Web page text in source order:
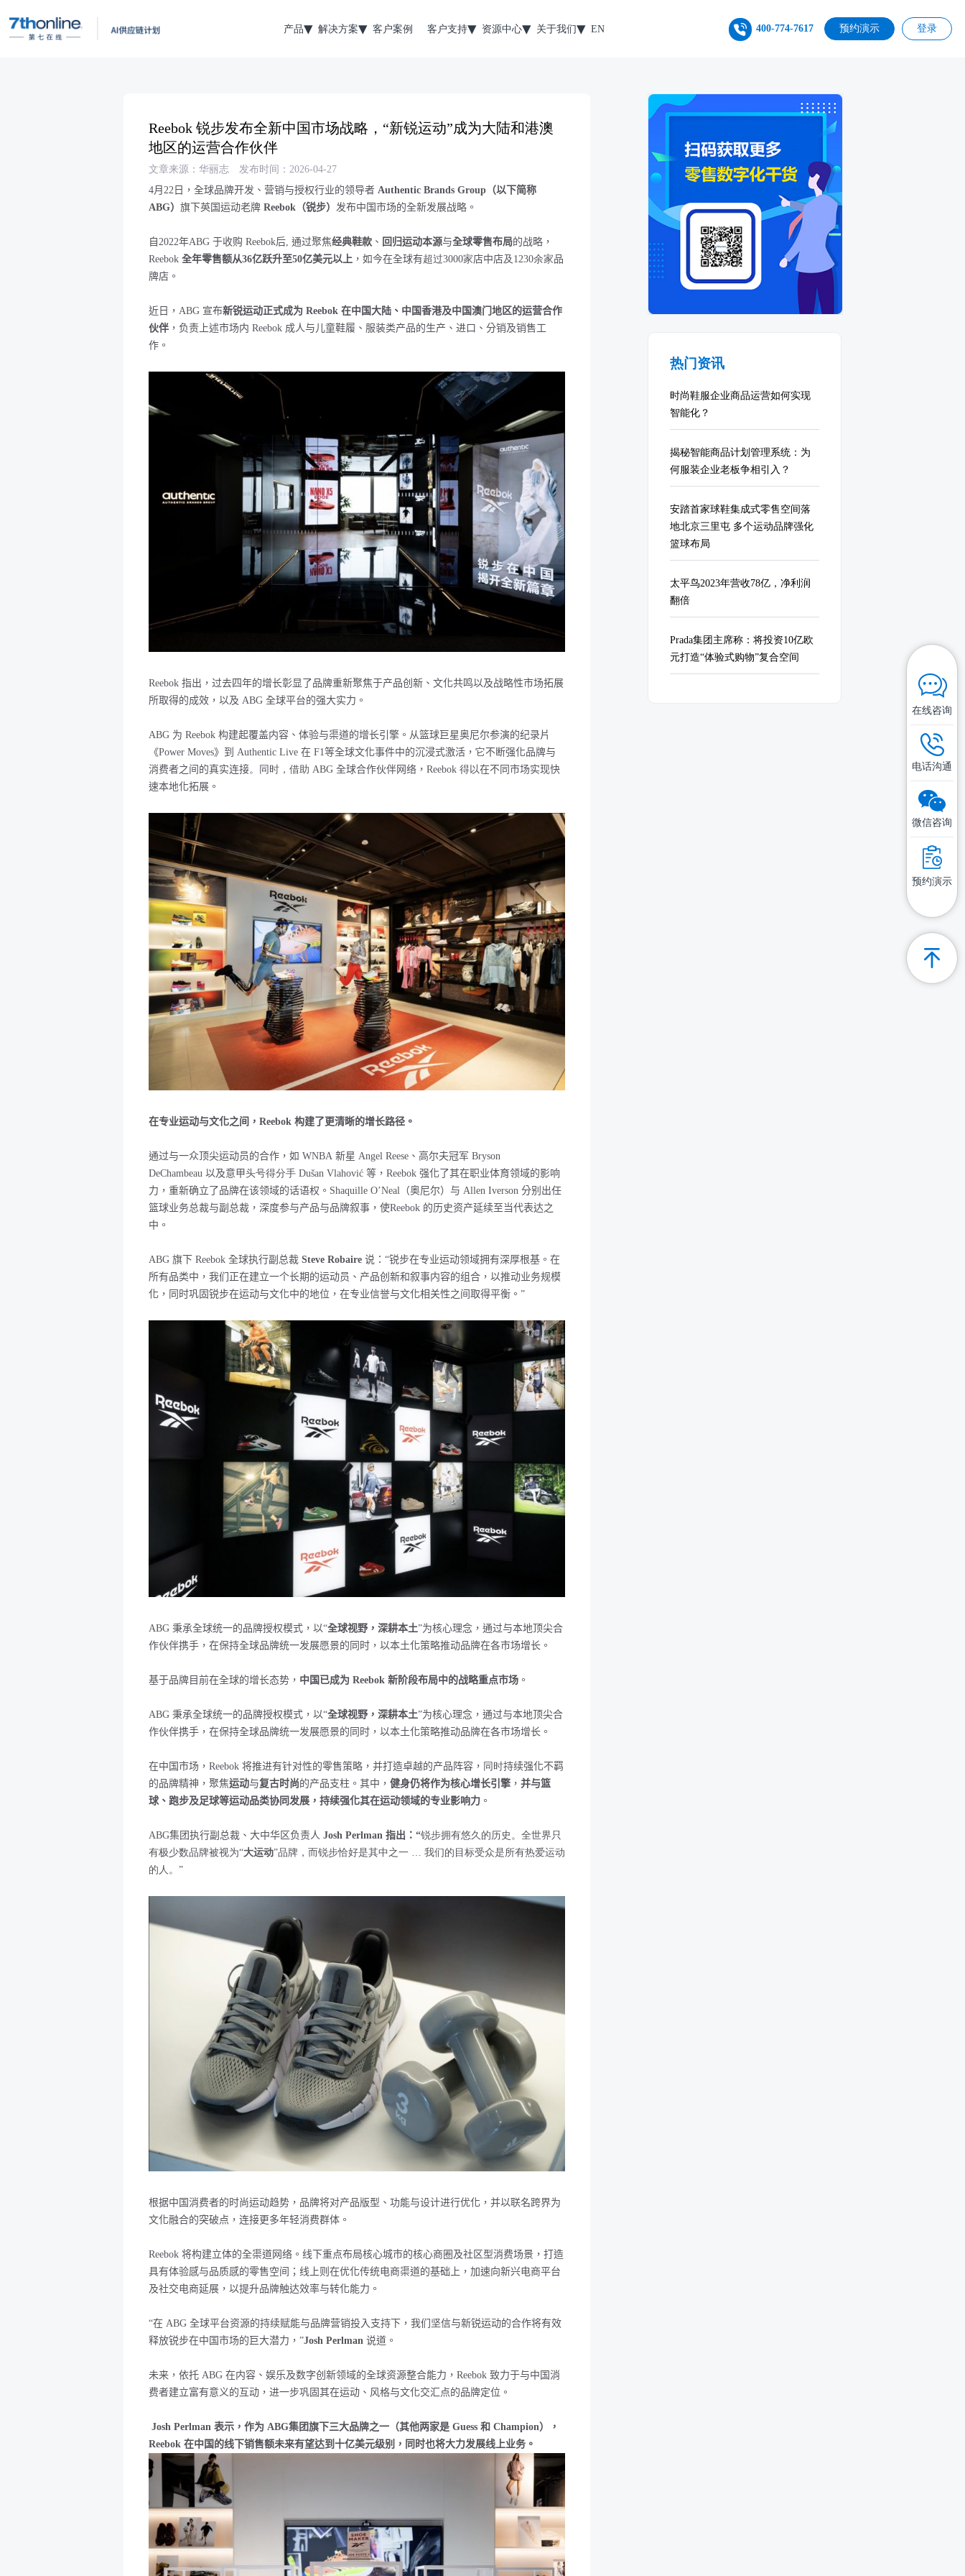
产品 解决方案 客户案例 客户支持 资源中心 关于我们 EN 400-774-7617 预约演示 登录
Reebok 锐步发布全新中国市场战略，“新锐运动”成为大陆和港澳
地区的运营合作伙伴
文章来源：华丽志
发布时间：2026-04-27
4月 22 日，全球品牌开发 、营销与授权行业的领导者 Authentic Brands Group （以下简称
ABG） 旗下英国运动老牌 Reebok（锐步） 发布中国市场的全新发展战略。
自2022年ABG 于收购 Reebok后, 通过聚焦经典鞋款 、 回归运动本源与全球零售布局的战略，
Reebok 全年零售额从36亿跃升至50亿美元以上 ，如今在全球有超过3000家店中店及 1230余家品
牌店。
近日，ABG 宣布新锐运动正式成为 Reebok 在中国大陆、中国香港及中国澳门地区的运营合作
伙伴 ，负责上述市场内 Reebok 成人与儿童鞋履、服装类产品的生产、进口、分销及销售工
作。
Reebok 指出，过去四年的增长彰显了品牌重新聚焦于产品创新、文化共鸣以及战略性市场拓展
所取得的成效，以及 ABG 全球平台的强大实力。
ABG 为 Reebok 构建起覆盖内容、体验与渠道的增长引擎。从篮球巨星奥尼尔参演的纪录片
《Power Moves》到 Authentic Live 在 F1等全球文化事件中的沉浸式激活， 它不断强化品牌与
消费者之间的真实连接。同时，借助 ABG 全球合作伙伴网络， Reebok 得以在不同市场实现快
速本地化拓展。
在专业运动与文化之间，Reebok 构建了更清晰的增长路径。
通过与一众顶尖运动员的合作，如 WNBA 新星 Angel Reese 、高尔夫冠军 Bryson
DeChambeau 以及意甲头号得分手 Dušan Vlahović 等， Reebok 强化了其在职业体育领域的影响
力，重新确立了品牌在该领域的话语权。 Shaquille O’Neal（奥尼尔） 与 Allen Iverson 分别出任
篮球业务总裁与副总裁，深度参与产品与品牌叙事，使Reebok 的历史资产延续至当代表达之
中。
ABG 旗下 Reebok 全球执行副总裁 Steve Robaire 说： “锐步在专业运动领域拥有深厚根基。在
所有品类中，我们正在建立一个长期的运动员、产品创新和叙事内容的组合，以推动业务规模
化，同时巩固锐步在运动与文化中的地位，在专业信誉与文化相关性之间取得平衡。 ”
ABG 秉承全球统一的品牌授权模式，以“全球视野，深耕本土”为核心理念，通过与本地顶尖合
作伙伴携手，在保持全球品牌统一发展愿景的同时，以本土化策略推动品牌在各市场增长。
基于品牌目前在全球的增长态势， 中国已成为 Reebok 新阶段布局中的战略重点市场 。
ABG 秉承全球统一的品牌授权模式，以“全球视野，深耕本土”为核心理念，通过与本地顶尖合
作伙伴携手，在保持全球品牌统一发展愿景的同时，以本土化策略推动品牌在各市场增长。
在中国市场， Reebok 将推进有针对性的零售策略，并打造卓越的产品阵容， 同时持续强化不羁
的品牌精神，聚焦运动与复古时尚的产品支柱。其中， 健身仍将作为核心增长引擎 ， 并与篮
球、跑步及足球等运动品类协同发展，持续强化其在运动领域的专业影响力 。
ABG集团执行副总裁、大中华区负责人 Josh Perlman 指出：“锐步拥有悠久的历史。全世界只
有极少数品牌被视为“大运动”品牌，而锐步恰好是其中之一 … 我们的目标受众是所有热爱运动
的人。”
根据中国消费者的时尚运动趋势，品牌将对产品版型、功能与设计进行优化，并以联名跨界为
文化融合的突破点 ，连接更多年轻消费群体。
Reebok 将构建立体的全渠道网络。线下重点布局核心城市的核心商圈及社区型消费场景 ，打造
具有体验感与品质感的零售空间；线上则在优化传统电商渠道的基础上，加速向新兴电商平台
及社交电商延展，以提升品牌触达效率与转化能力。
“在 ABG 全球平台资源的持续赋能与品牌营销投入支持下，我们坚信与新锐运动的合作将有效
释放锐步在中国市场的巨大潜力， ”Josh Perlman 说道。
未来，依托 ABG 在内容、娱乐及数字创新领域的全球资源整合能力， Reebok 致力于与中国消
费者建立富有意义的互动，进一步巩固其在运动、风格与文化交汇点的品牌定位。
Josh Perlman 表示，作为 ABG集团旗下三大品牌之一（其他两家是 Guess 和 Champion），
Reebok 在中国的线下销售额未来有望达到十亿美元级别，同时也将大力发展线上业务。
热门资讯
时尚鞋服企业商品运营如何实现
智能化？
揭秘智能商品计划管理系统：为
何服装企业老板争相引入？
安踏首家球鞋集成式零售空间落
地北京三里屯 多个运动品牌强化
篮球布局
太平鸟2023年营收78亿，净利润
翻倍
Prada集团主席称：将投资10亿欧
元打造“体验式购物”复合空间
在线咨询
电话沟通
微信咨询
预约演示